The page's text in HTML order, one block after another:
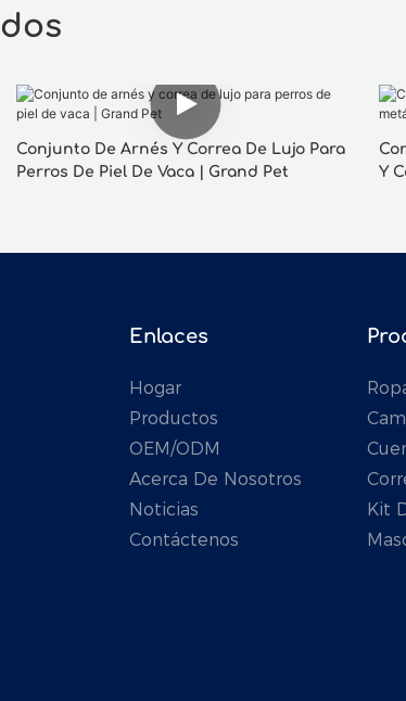
Conjunto De Arnés Y Correa De Lujo Para
Perros De Piel De Vaca | Grand Pet
Y
Enlaces
Hogar
Productos
OEM/ODM
Acerca De Nosotros
Noticias
Contáctenos
Kit